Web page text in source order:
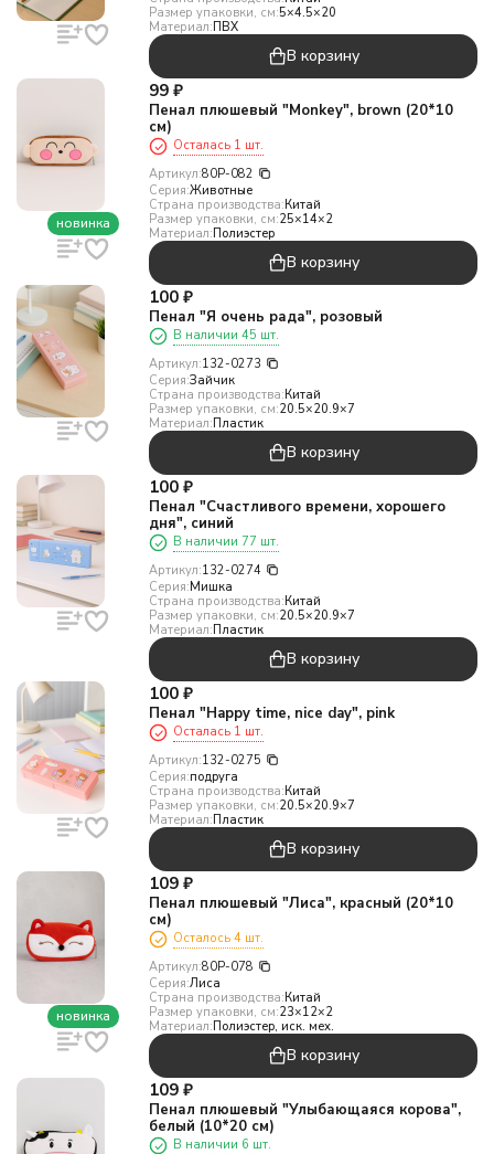
Размер упаковки, см:5×4.5×20
Материал:ПВХ
В корзину
новинка
99 ₽
Пенал плюшевый "Monkey", brown (20*10
см)
Осталась 1 шт.
Артикул:80P-082
Серия:Животные
Страна производства:Китай
Размер упаковки, см:25×14×2
Материал:Полиэстер
В корзину
100 ₽
Пенал "Я очень рада", розовый
В наличии 45 шт.
Артикул:132-0273
Серия:Зайчик
Страна производства:Китай
Размер упаковки, см:20.5×20.9×7
Материал:Пластик
В корзину
100 ₽
Пенал "Счастливого времени, хорошего
дня", синий
В наличии 77 шт.
Артикул:132-0274
Серия:Мишка
Страна производства:Китай
Размер упаковки, см:20.5×20.9×7
Материал:Пластик
В корзину
100 ₽
Пенал "Happy time, nice day", pink
Осталась 1 шт.
Артикул:132-0275
Серия:подруга
Страна производства:Китай
Размер упаковки, см:20.5×20.9×7
Материал:Пластик
В корзину
новинка
109 ₽
Пенал плюшевый "Лиса", красный (20*10
см)
Осталось 4 шт.
Артикул:80P-078
Серия:Лиса
Страна производства:Китай
Размер упаковки, см:23×12×2
Материал:Полиэстер, иск. мех.
В корзину
109 ₽
Пенал плюшевый "Улыбающаяся корова",
белый (10*20 см)
В наличии 6 шт.